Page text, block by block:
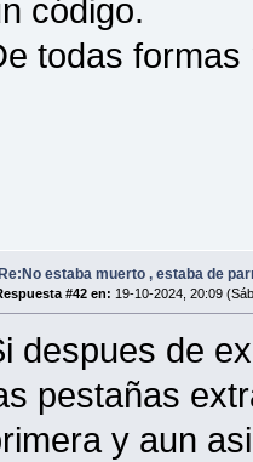
código.
todas
Re:No estaba muerto , estaba de
#42 en: 19-10-2024, 20:09
despues de
pestañas
y aun